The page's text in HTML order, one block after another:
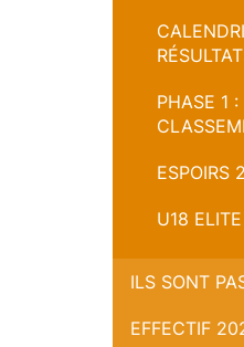
PHASE 1
ESPOIRS
U18 ELITE
ILS SONT
EFFECTIF